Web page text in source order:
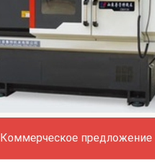
Коммерческое предложение